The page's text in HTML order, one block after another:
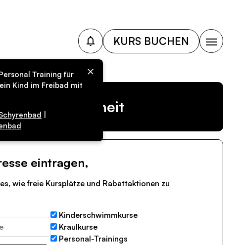
Training für
Kind im Freibad mit
KURS BUCHEN
Vergangenheit
eintragen,
wie freie Kursplätze und Rabattaktionen zu
Kinderschwimmkurse
Kraulkurse
Personal-Trainings